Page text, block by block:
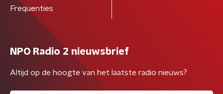
Frequenties
NPO Radio 2 nieuwsbrief
Altijd op de hoogte van het laatste radio nieuws?